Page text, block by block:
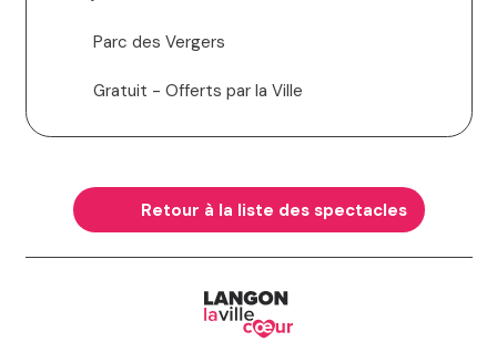
Parc des Vergers
Gratuit - Offerts par la Ville
Retour à la liste des spectacles